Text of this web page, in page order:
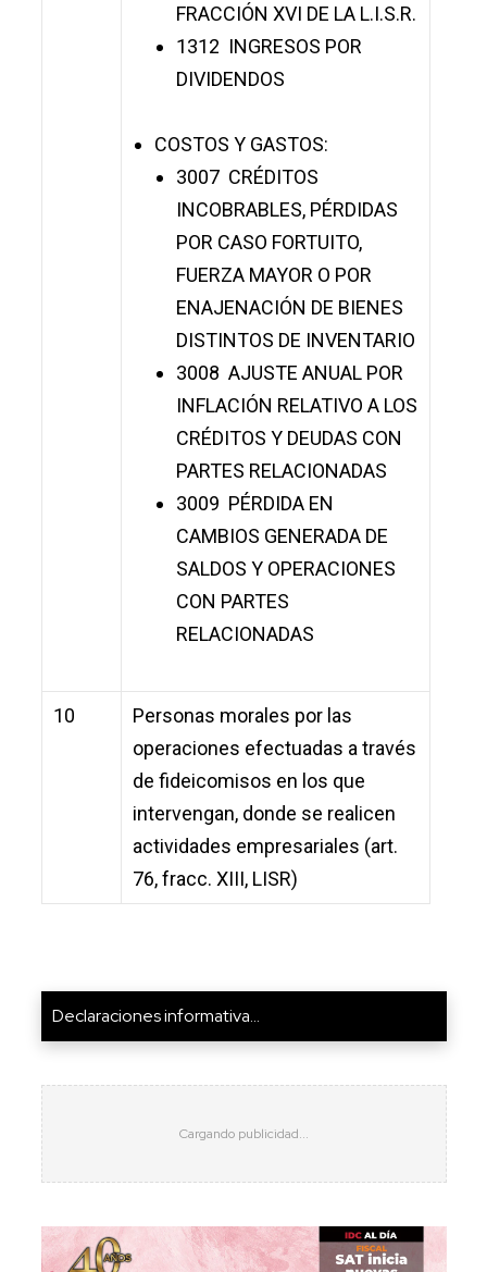
FRACCIÓN XVI DE LA L.I.S.R.
1312 INGRESOS POR
DIVIDENDOS
COSTOS Y GASTOS:
3007 CRÉDITOS
INCOBRABLES, PÉRDIDAS
POR CASO FORTUITO,
FUERZA MAYOR O POR
ENAJENACIÓN DE BIENES
DISTINTOS DE INVENTARIO
3008 AJUSTE ANUAL POR
INFLACIÓN RELATIVO A LOS
CRÉDITOS Y DEUDAS CON
PARTES RELACIONADAS
3009 PÉRDIDA EN
CAMBIOS GENERADA DE
SALDOS Y OPERACIONES
CON PARTES
RELACIONADAS
10
Personas morales por las
operaciones efectuadas a través
de fideicomisos en los que
intervengan, donde se realicen
actividades empresariales (art.
76, fracc. XIII, LISR)
Declaraciones informativa...